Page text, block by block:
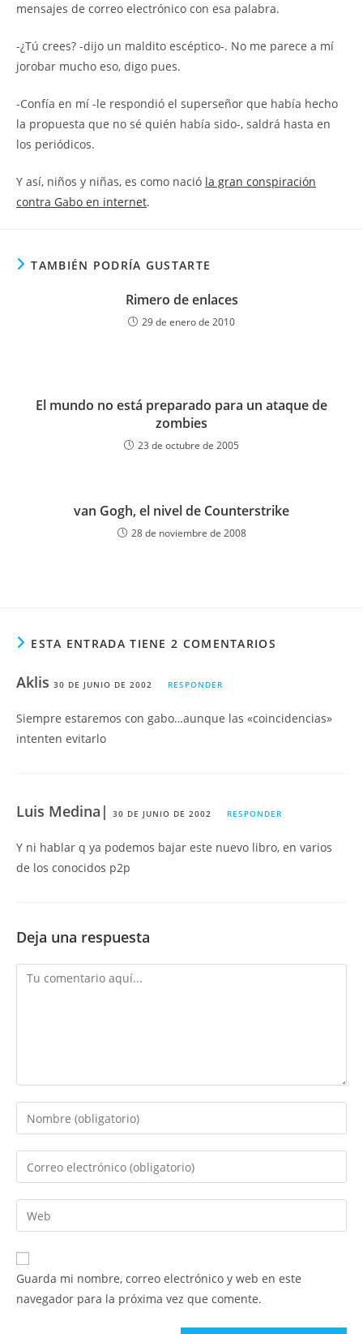
mensajes de correo electrónico con esa palabra.
-¿Tú crees? -dijo un maldito escéptico-. No me parece a mí
jorobar mucho eso, digo pues.
-Confía en mí -le respondió el superseñor que había hecho
la propuesta que no sé quién había sido-, saldrá hasta en
los periódicos.
Y así, niños y niñas, es como nació la gran conspiración
contra Gabo en internet.
TAMBIÉN PODRÍA GUSTARTE
Rimero de enlaces
29 de enero de 2010
El mundo no está preparado para un ataque de
zombies
23 de octubre de 2005
van Gogh, el nivel de Counterstrike
28 de noviembre de 2008
ESTA ENTRADA TIENE 2 COMENTARIOS
Aklis 30 DE JUNIO DE 2002 RESPONDER
Siempre estaremos con gabo…aunque las «coincidencias»
intenten evitarlo
Luis Medina| 30 DE JUNIO DE 2002 RESPONDER
Y ni hablar q ya podemos bajar este nuevo libro, en varios
de los conocidos p2p
Deja una respuesta
Comentario
Introduce
tu
nombre
de
usuario
para
comentar
Introduce
tu
dirección
de
electrónico
para
comentar
Introduce
la
URL
de
Guarda mi nombre, correo electrónico y web en este
navegador para la próxima vez que comente.